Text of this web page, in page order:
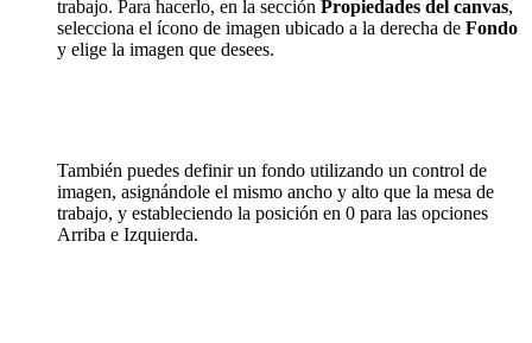
trabajo. Para hacerlo, en la sección Propiedades del canvas,
selecciona el ícono de imagen ubicado a la derecha de Fondo
y elige la imagen que desees.
También puedes definir un fondo utilizando un control de
imagen, asignándole el mismo ancho y alto que la mesa de
trabajo, y estableciendo la posición en 0 para las opciones
Arriba e Izquierda.